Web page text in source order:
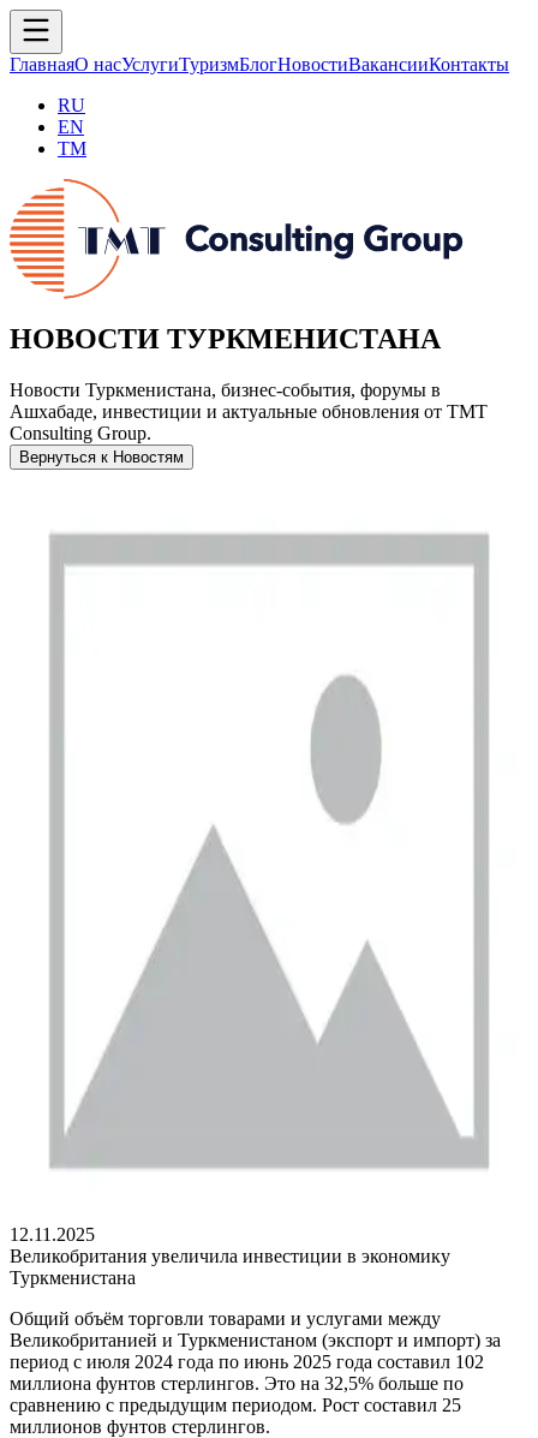
ГлавнаяО насУслугиТуризмБлогНовостиВакансииКонтакты
RU
EN
TM
НОВОСТИ ТУРКМЕНИСТАНА
Новости Туркменистана, бизнес-события, форумы в
Ашхабаде, инвестиции и актуальные обновления от TMT
Consulting Group.
Вернуться к Новостям
12.11.2025
Великобритания увеличила инвестиции в экономику
Туркменистана
Общий объём торговли товарами и услугами между
Великобританией и Туркменистаном (экспорт и импорт) за
период с июля 2024 года по июнь 2025 года составил 102
миллиона фунтов стерлингов. Это на 32,5% больше по
сравнению с предыдущим периодом. Рост составил 25
миллионов фунтов стерлингов.